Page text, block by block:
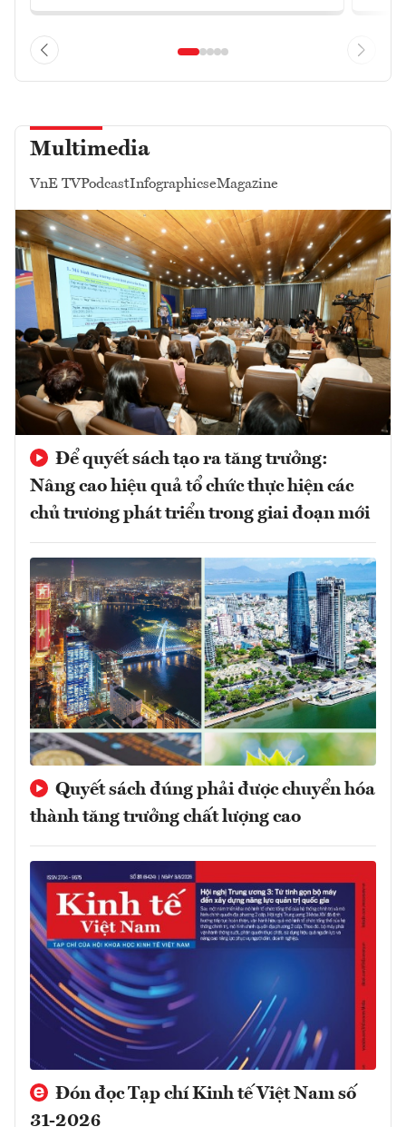
Multimedia
VnE TVPodcastInfographicseMagazine
Để quyết sách tạo ra tăng trưởng:
Nâng cao hiệu quả tổ chức thực hiện các
chủ trương phát triển trong giai đoạn mới
Quyết sách đúng phải được chuyển hóa
thành tăng trưởng chất lượng cao
Đón đọc Tạp chí Kinh tế Việt Nam số
31-2026